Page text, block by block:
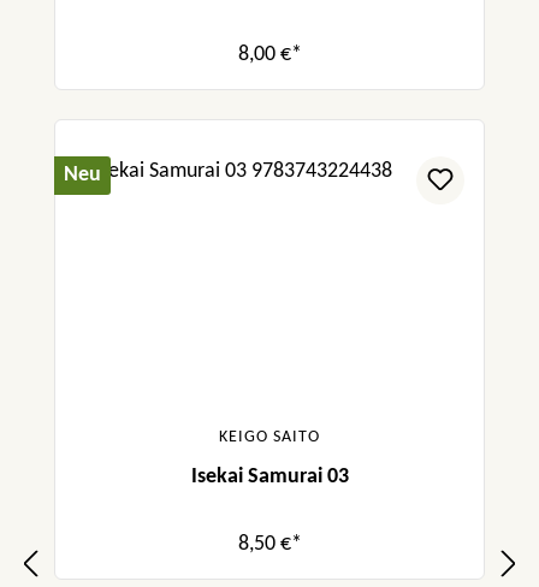
8,00 €*
Neu
KEIGO SAITO
Isekai Samurai 03
8,50 €*